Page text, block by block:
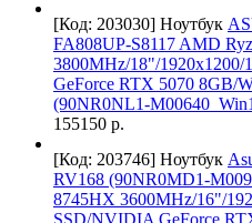
[Код: 203030] Ноутбук
FA808UP-S8117 AMD
3800MHz/18"/
GeForce RTX 5070 8GB/
(90NR0NL1-
155150 р.
[Код: 203746] Ноутбук
RV168 (90NR0MD1-
8745HX 3600MHz/16"/